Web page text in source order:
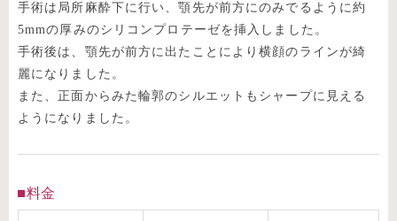
手術は局所麻酔下に行い、顎先が前方にのみでるように約
5mmの厚みのシリコンプロテーゼを挿入しました。
手術後は、顎先が前方に出たことにより横顔のラインが綺
麗になりました。
また、正面からみた輪郭のシルエットもシャープに見える
ようになりました。
料金